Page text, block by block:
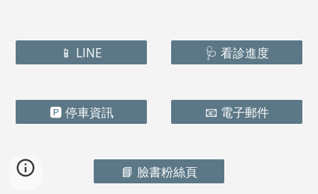
📱 LINE 🩺 看診進度
🅿️ 停車資訊 📧 電子郵件
📘 臉書粉絲頁